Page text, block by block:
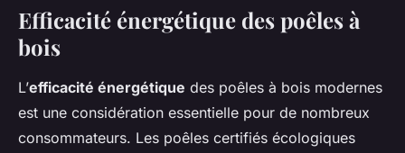
Efficacité énergétique des poêles à
bois
L’efficacité énergétique des poêles à bois modernes
est une considération essentielle pour de nombreux
consommateurs. Les poêles certifiés écologiques